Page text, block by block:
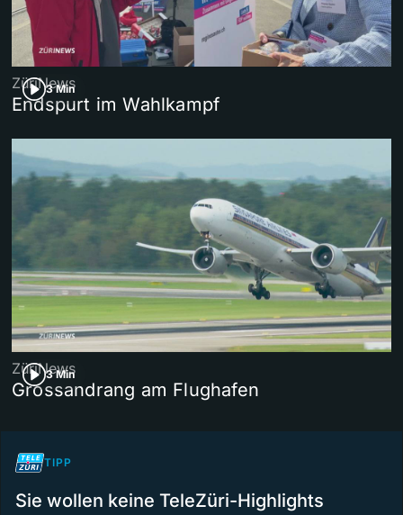
3 Min
ZüriNews
Endspurt im Wahlkampf
3 Min
ZüriNews
Grossandrang am Flughafen
TIPP
Sie wollen keine TeleZüri-Highlights